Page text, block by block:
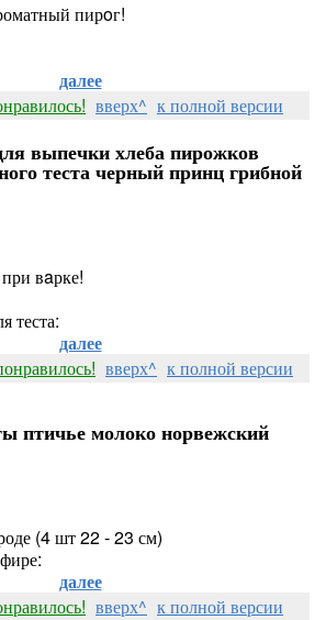
пирoг!
далее
вверх^ к полной версии
выпечки хлеба пирожков
теста черный принц грибной
вaрке!
теста:
далее
вверх^ к полной версии
птичье молоко норвежский
(4 шт 22 - 23 см)
далее
вверх^ к полной версии